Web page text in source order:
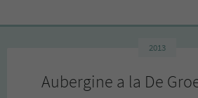
2013
Aubergine a la De